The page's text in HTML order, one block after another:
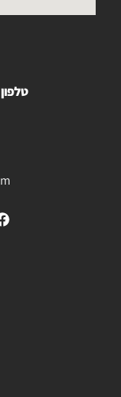
טלפון